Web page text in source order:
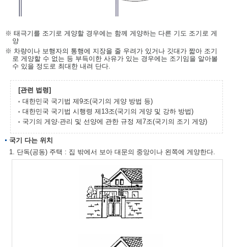
※ 태극기를 조기로 게양할 경우에는 함께 게양하는 다른 기도 조기로 게
양
※ 차량이나 보행자의 통행에 지장을 줄 우려가 있거나 깃대가 짧아 조기
로 게양할 수 없는 등 부득이한 사유가 있는 경우에는 조기임을 알아볼
수 있을 정도로 최대한 내려 단다.
[관련 법령]
대한민국 국기법 제9조(국기의 게양 방법 등)
대한민국 국기법 시행령 제13조(국기의 게양 및 강하 방법)
국기의 게양·관리 및 선양에 관한 규정 제7조(국기의 조기 게양)
국기 다는 위치
1. 단독(공동) 주택 : 집 밖에서 보아 대문의 중앙이나 왼쪽에 게양한다.